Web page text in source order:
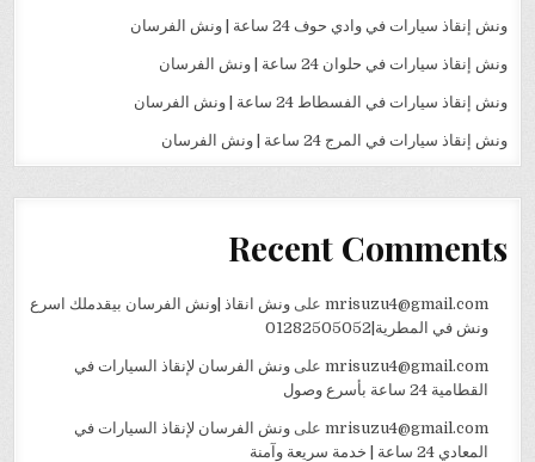
ونش إنقاذ سيارات في وادي حوف 24 ساعة | ونش الفرسان
ونش إنقاذ سيارات في حلوان 24 ساعة | ونش الفرسان
ونش إنقاذ سيارات في الفسطاط 24 ساعة | ونش الفرسان
ونش إنقاذ سيارات في المرج 24 ساعة | ونش الفرسان
Recent Comments
mrisuzu4@gmail.comعلى ونش انقاذ |ونش الفرسان بيقدملك اسرع
ونش في المطرية|01282505052
mrisuzu4@gmail.comعلى ونش الفرسان لإنقاذ السيارات في
القطامية 24 ساعة بأسرع وصول
mrisuzu4@gmail.comعلى ونش الفرسان لإنقاذ السيارات في
المعادي 24 ساعة | خدمة سريعة وآمنة